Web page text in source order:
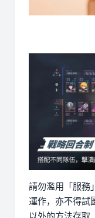
請勿濫用「服務
運作，亦不得試